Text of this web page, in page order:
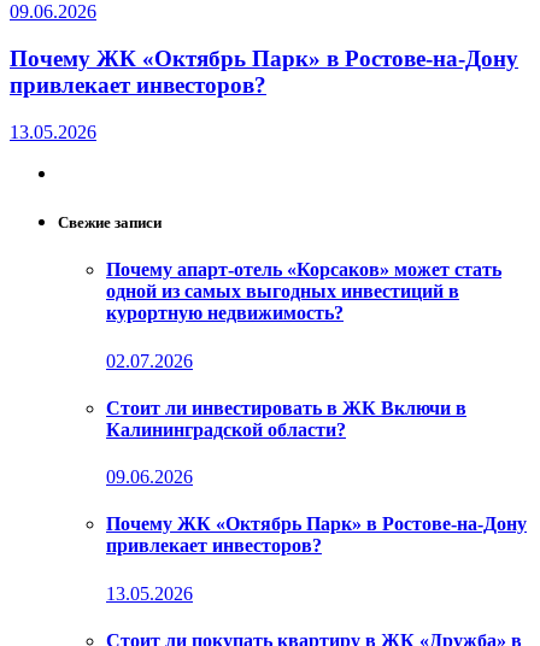
09.06.2026
Почему ЖК «Октябрь Парк» в Ростове-на-Дону
привлекает инвесторов?
13.05.2026
Свежие записи
Почему апарт-отель «Корсаков» может стать
одной из самых выгодных инвестиций в
курортную недвижимость?
02.07.2026
Стоит ли инвестировать в ЖК Включи в
Калининградской области?
09.06.2026
Почему ЖК «Октябрь Парк» в Ростове-на-Дону
привлекает инвесторов?
13.05.2026
Стоит ли покупать квартиру в ЖК «Дружба» в